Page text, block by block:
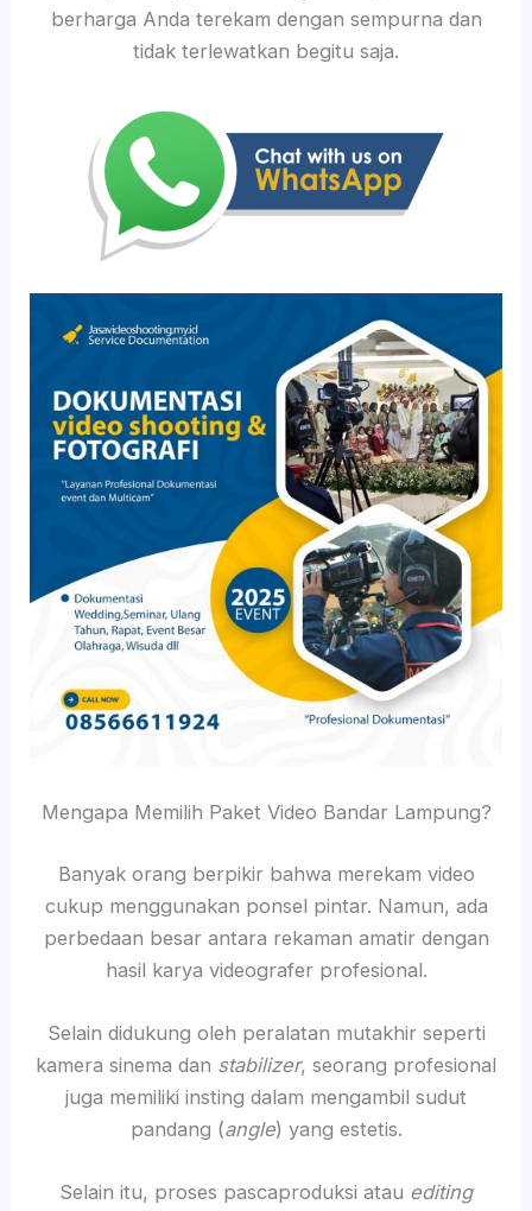
berharga Anda terekam dengan sempurna dan
tidak terlewatkan begitu saja.
Mengapa Memilih Paket Video Bandar Lampung?
Banyak orang berpikir bahwa merekam video
cukup menggunakan ponsel pintar. Namun, ada
perbedaan besar antara rekaman amatir dengan
hasil karya videografer profesional.
Selain didukung oleh peralatan mutakhir seperti
kamera sinema dan stabilizer, seorang profesional
juga memiliki insting dalam mengambil sudut
pandang (angle) yang estetis.
Selain itu, proses pascaproduksi atau editing